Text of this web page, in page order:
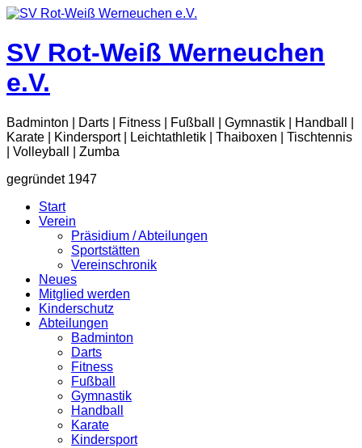
Zum
springen
SV Rot-Weiß Werneuchen
e.V.
Badminton | Darts | Fitness | Fußball | Gymnastik | Handball |
Karate | Kindersport | Leichtathletik | Thaiboxen | Tischtennis
| Volleyball | Zumba
gegründet 1947
Start
Verein
Präsidium / Abteilungen
Sportstätten
Vereinschronik
Neues
Mitglied werden
Kinderschutz
Abteilungen
Badminton
Darts
Fitness
Fußball
Gymnastik
Handball
Karate
Kindersport